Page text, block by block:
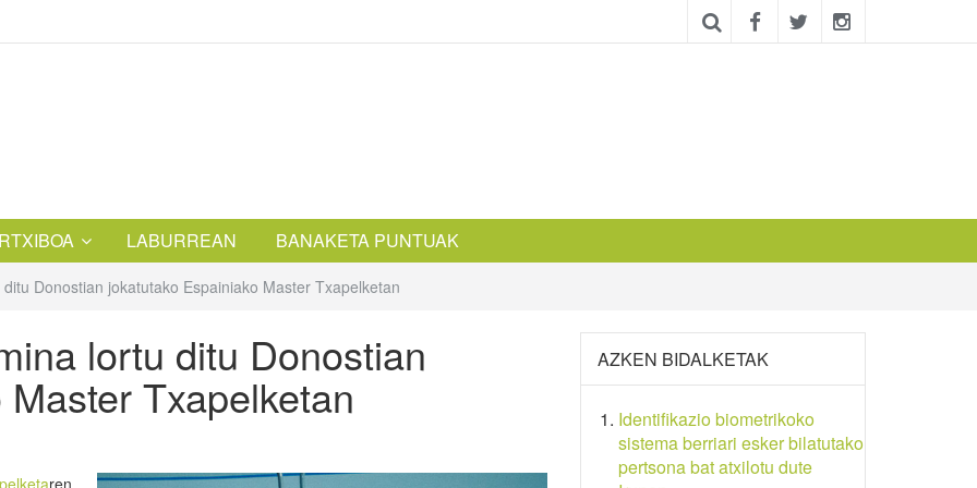
LABURREAN BANAKETA PUNTUAK
Donostian jokatutako Espainiako Master Txapelketan
lortu ditu Donostian
Txapelketan
ren
AZKEN BIDALKETAK
Identifikazio biometrikoko
sistema berriari esker bilatutako
pertsona bat atxilotu dute